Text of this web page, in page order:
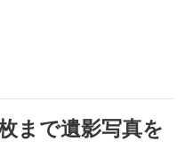
まで遺影写真を